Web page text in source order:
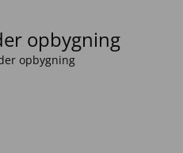
opbygning
opbygning